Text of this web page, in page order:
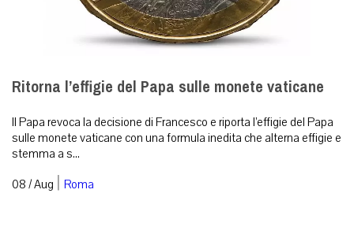
Ritorna l’effigie del Papa sulle monete vaticane
Il Papa revoca la decisione di Francesco e riporta l’effigie del Papa
sulle monete vaticane con una formula inedita che alterna effigie e
stemma a s...
08 / Aug | Roma